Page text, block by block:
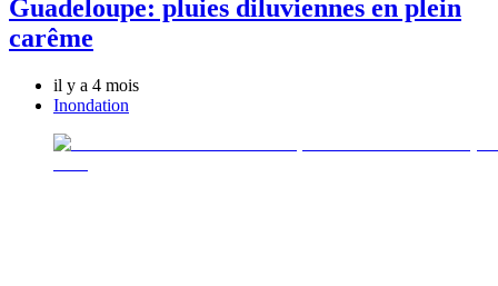
Guadeloupe: pluies diluviennes en plein
carême
il y a 4 mois
Inondation